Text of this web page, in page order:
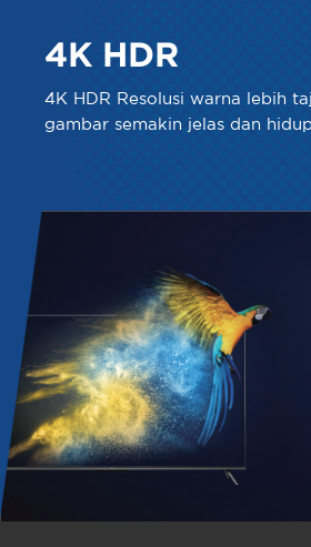
4K HDR
4K HDR Resolusi warna lebih
gambar semakin jelas dan hidup.